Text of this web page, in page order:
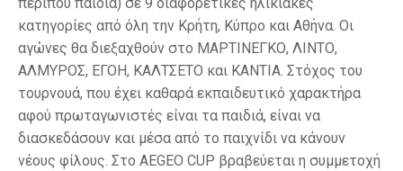
περίπου παιδιά) σε 9 διαφορετικές ηλικιακές
κατηγορίες από όλη την Κρήτη, Κύπρο και Αθήνα. Οι
αγώνες θα διεξαχθούν στο ΜΑΡΤΙΝΕΓΚΟ, ΛΙΝΤΟ,
ΑΛΜΥΡΟΣ, ΕΓΟΗ, ΚΑΛΤΣΕΤΟ και ΚΑΝΤΙΑ. Στόχος του
τουρνουά, που έχει καθαρά εκπαιδευτικό χαρακτήρα
αφού πρωταγωνιστές είναι τα παιδιά, είναι να
διασκεδάσουν και μέσα από το παιχνίδι να κάνουν
νέους φίλους. Στο AEGEO CUP βραβεύεται η συμμετοχή